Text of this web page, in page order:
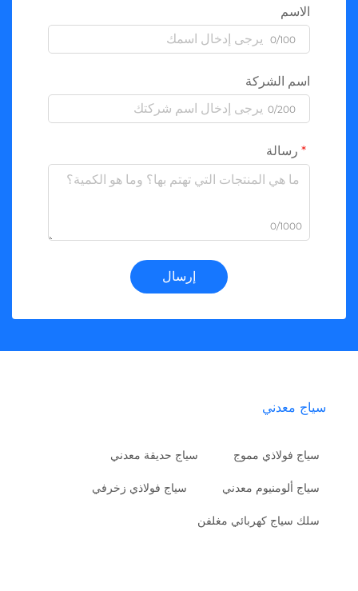
الاسم
0/100
اسم الشركة
0/200
رسالة
0/1000
إرسال
سياج معدني
سياج فولاذي مموج سياج حديقة معدني
سياج ألومنيوم معدني سياج فولاذي زخرفي
سلك سياج كهربائي مغلفن